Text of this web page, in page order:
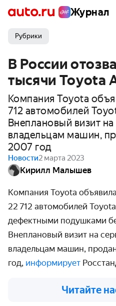
Журнал
Рубрики
В России
тысячи Toyota
Компания Toyota
712 автомобилей
Внеплановый визит
владельцам машин,
2007 год
Новости2 марта 2023
Кирилл Малышев
Компания Toyota
22 712 автомобилей
дефектными подушками
Внеплановый визит на
владельцам машин,
год, информирует
Читайте